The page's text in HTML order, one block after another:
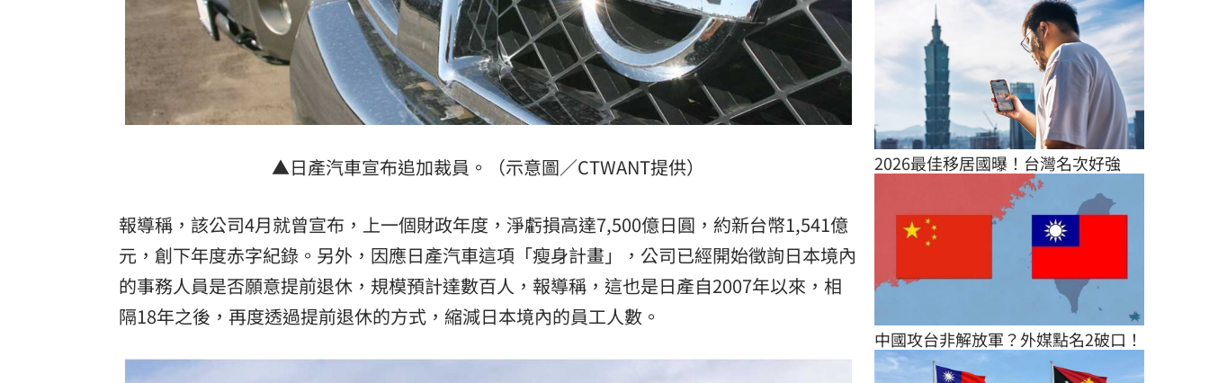
▲日產汽車宣布追加裁員。（示意圖／CTWANT提供）
報導稱，該公司4月就曾宣布，上一個財政年度，淨虧損高達7,500億日圓，約新台幣1,541億
元，創下年度赤字紀錄。另外，因應日產汽車這項「瘦身計畫」，公司已經開始徵詢日本境內
的事務人員是否願意提前退休，規模預計達數百人，報導稱，這也是日產自2007年以來，相
隔18年之後，再度透過提前退休的方式，縮減日本境內的員工人數。
2026最佳移居國曝！台灣名次好強
中國攻台非解放軍？外媒點名2破口！